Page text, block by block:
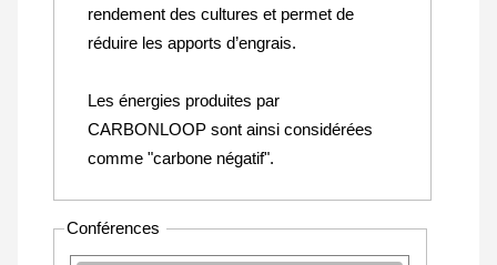
rendement des cultures et permet de
réduire les apports d’engrais.
Les énergies produites par
CARBONLOOP sont ainsi considérées
comme "carbone négatif".
Conférences